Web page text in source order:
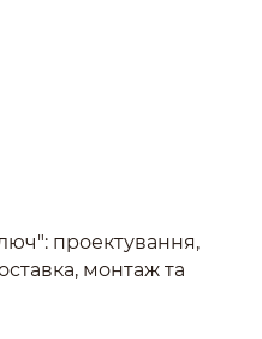
проектування,
монтаж та